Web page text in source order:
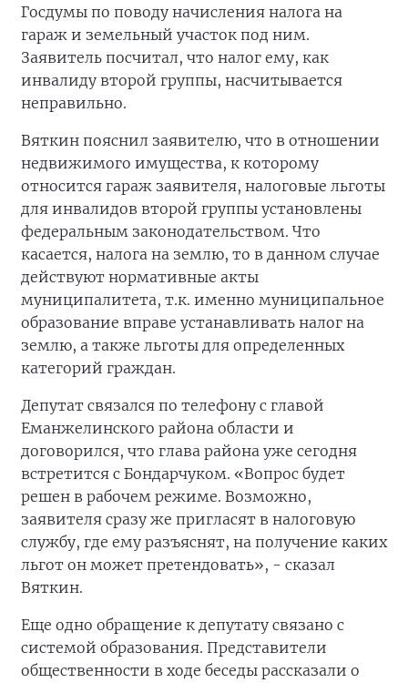
Госдумы по поводу начисления налога на
гараж и земельный участок под ним.
Заявитель посчитал, что налог ему, как
инвалиду второй группы, насчитывается
неправильно.
Вяткин пояснил заявителю, что в отношении
недвижимого имущества, к которому
относится гараж заявителя, налоговые льготы
для инвалидов второй группы установлены
федеральным законодательством. Что
касается, налога на землю, то в данном случае
действуют нормативные акты
муниципалитета, т.к. именно муниципальное
образование вправе устанавливать налог на
землю, а также льготы для определенных
категорий граждан.
Депутат связался по телефону с главой
Еманжелинского района области и
договорился, что глава района уже сегодня
встретится с Бондарчуком. «Вопрос будет
решен в рабочем режиме. Возможно,
заявителя сразу же пригласят в налоговую
службу, где ему разъяснят, на получение каких
льгот он может претендовать», - сказал
Вяткин.
Еще одно обращение к депутату связано с
системой образования. Представители
общественности в ходе беседы рассказали о